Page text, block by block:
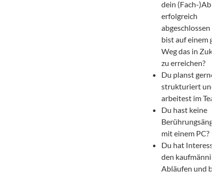
dein (Fach-
erfolgreich
abgeschlossen
bist auf einem
Weg das in
zu erreichen?
Du planst gerne
strukturiert und
arbeitest im
Du hast keine
mit einem PC?
Du hat Interesse
den
Abläufen und